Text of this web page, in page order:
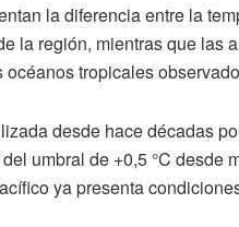
la diferencia entre la
la región, mientras que las
tropicales
desde hace décadas
umbral de +0,5 °C desde
ya presenta